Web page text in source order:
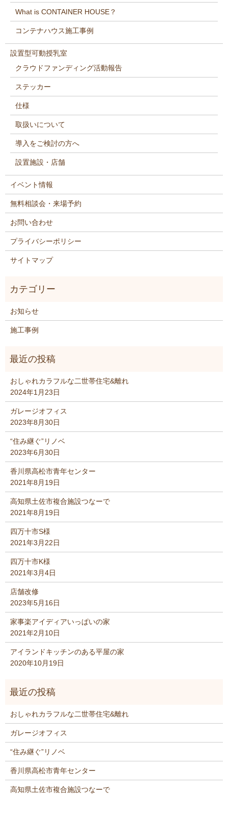
What is CONTAINER HOUSE？
コンテナハウス施工事例
設置型可動授乳室
クラウドファンディング活動報告
ステッカー
仕様
取扱いについて
導入をご検討の方へ
設置施設・店舗
イベント情報
無料相談会・来場予約
お問い合わせ
プライバシーポリシー
サイトマップ
お知らせ
施工事例
おしゃれカラフルな二世帯住宅&離れ
2024年1月23日
ガレージオフィス
2023年8月30日
“住み継ぐ”リノベ
2023年6月30日
香川県高松市青年センター
2021年8月19日
高知県土佐市複合施設つなーで
2021年8月19日
四万十市S様
2021年3月22日
四万十市K様
2021年3月4日
店舗改修
2023年5月16日
家事楽アイディアいっぱいの家
2021年2月10日
アイランドキッチンのある平屋の家
2020年10月19日
おしゃれカラフルな二世帯住宅&離れ
ガレージオフィス
“住み継ぐ”リノベ
香川県高松市青年センター
高知県土佐市複合施設つなーで